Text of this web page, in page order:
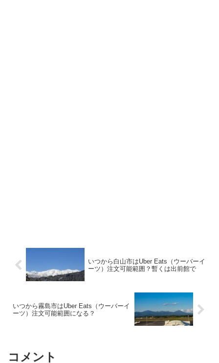
いつから白山市はUber Eats（ウーバーイ
ーツ）注文可能範囲？暫くは出前館で
いつから霧島市はUber Eats（ウーバーイ
ーツ）注文可能範囲になる？
コメント